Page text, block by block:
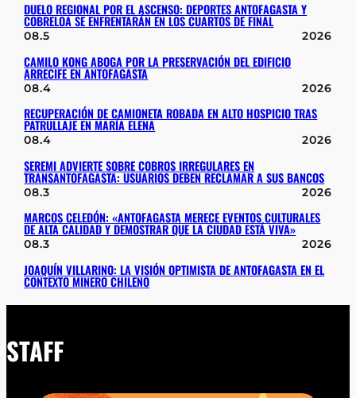
DUELO REGIONAL POR EL ASCENSO: DEPORTES ANTOFAGASTA Y
COBRELOA SE ENFRENTARÁN EN LOS CUARTOS DE FINAL
08.5 2026
CAMILO KONG ABOGA POR LA PRESERVACIÓN DEL EDIFICIO
ARRECIFE EN ANTOFAGASTA
08.4 2026
RECUPERACIÓN DE CAMIONETA ROBADA EN ALTO HOSPICIO TRAS
PATRULLAJE EN MARÍA ELENA
08.4 2026
SEREMI ADVIERTE SOBRE COBROS IRREGULARES EN
TRANSANTOFAGASTA: USUARIOS DEBEN RECLAMAR A SUS BANCOS
08.3 2026
MARCOS CELEDÓN: «ANTOFAGASTA MERECE EVENTOS CULTURALES
DE ALTA CALIDAD Y DEMOSTRAR QUE LA CIUDAD ESTÁ VIVA»
08.3 2026
JOAQUÍN VILLARINO: LA VISIÓN OPTIMISTA DE ANTOFAGASTA EN EL
CONTEXTO MINERO CHILENO
STAFF